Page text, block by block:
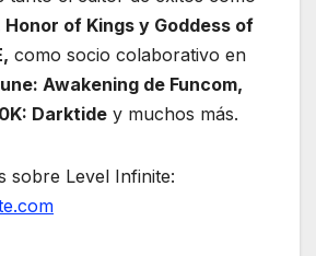
Honor of Kings y Goddess of
como socio colaborativo en
Awakening de Funcom,
Darktide y muchos más.
sobre Level Infinite: